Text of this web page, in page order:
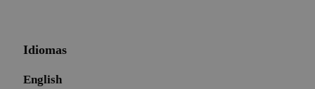
Idiomas
English